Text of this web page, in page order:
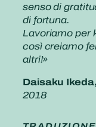
senso di
di fortuna.
Lavoriamo per
così creiamo
altri!»
Daisaku Ikeda,
2018